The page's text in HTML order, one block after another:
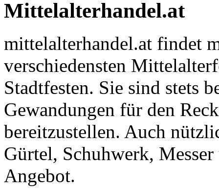
Mittelalterhandel.at
mittelalterhandel.at findet
verschiedensten
Stadtfesten. Sie sind stets
Gewandungen für den
bereitzustellen. Auch
Gürtel, Schuhwerk,
Angebot.